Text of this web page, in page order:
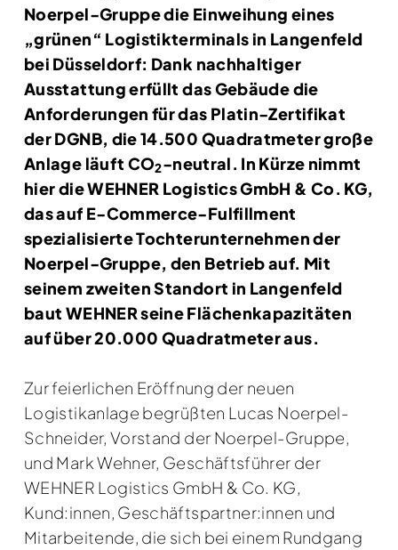
Noerpel-Gruppe die Einweihung eines
„grünen“ Logistikterminals in Langenfeld
bei Düsseldorf: Dank nachhaltiger
Ausstattung erfüllt das Gebäude die
Anforderungen für das Platin-Zertifikat
der DGNB, die 14.500 Quadratmeter große
Anlage läuft CO2-neutral. In Kürze nimmt
hier die WEHNER Logistics GmbH & Co. KG,
das auf E-Commerce-Fulfillment
spezialisierte Tochterunternehmen der
Noerpel-Gruppe, den Betrieb auf. Mit
seinem zweiten Standort in Langenfeld
baut WEHNER seine Flächenkapazitäten
auf über 20.000 Quadratmeter aus.
Zur feierlichen Eröffnung der neuen
Logistikanlage begrüßten Lucas Noerpel-
Schneider, Vorstand der Noerpel-Gruppe,
und Mark Wehner, Geschäftsführer der
WEHNER Logistics GmbH & Co. KG,
Kund:innen, Geschäftspartner:innen und
Mitarbeitende, die sich bei einem Rundgang